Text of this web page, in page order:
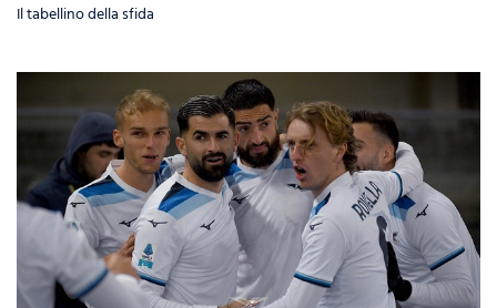
Il tabellino della sfida